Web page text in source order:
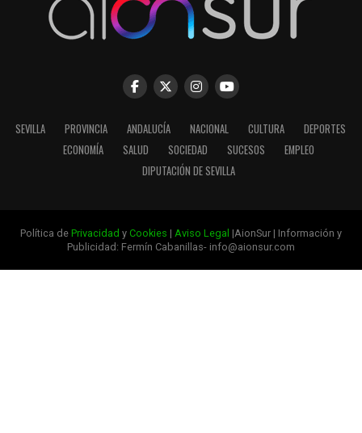
SEVILLA PROVINCIA ANDALUCÍA NACIONAL CULTURA
DEPORTES
ECONOMÍA
SALUD SOCIEDAD SUCESOS
EMPLEO
DIPUTACIÓN DE SEVILLA
Política de Privacidad y Cookies | Aviso Legal |AionSur | Información y
Publicidad: Fermín Cabanillas- info@aionsur.com